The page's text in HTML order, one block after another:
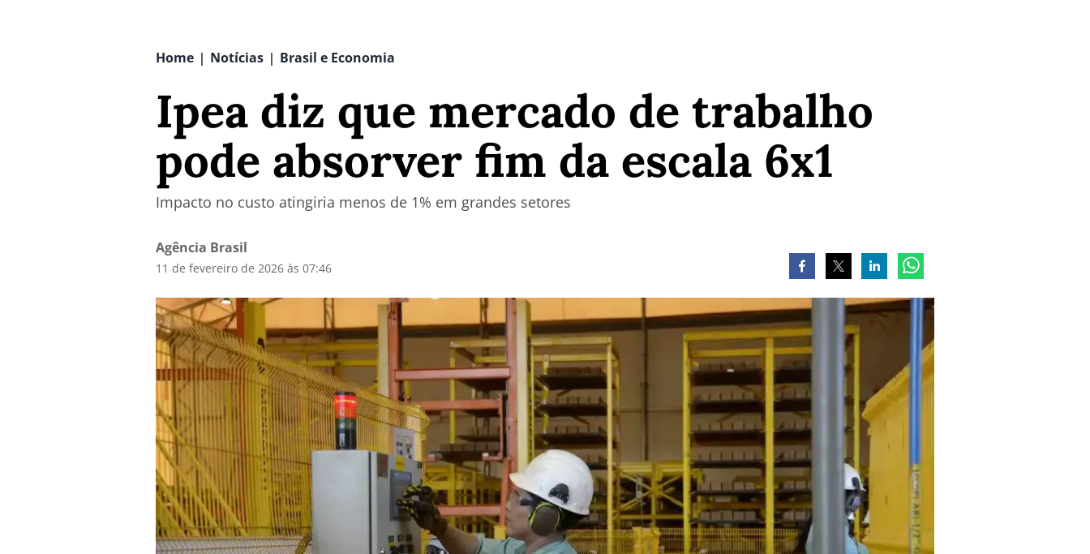
Home | Notícias | Brasil e Economia
Ipea diz que mercado de trabalho
pode absorver fim da escala 6x1
Impacto no custo atingiria menos de 1% em grandes setores
Agência Brasil
11 de fevereiro de 2026 às 07:46